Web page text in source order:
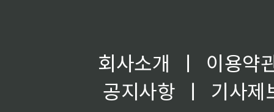
회사소개 ㅣ
이용약
공지사항
ㅣ
기사제